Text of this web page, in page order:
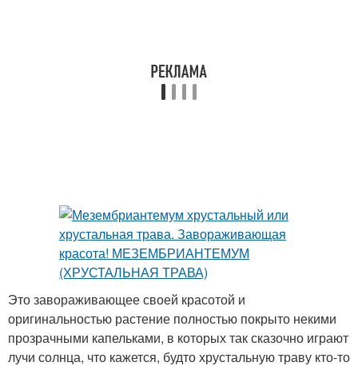
Это завораживающее своей красотой и
оригинальностью растение полностью покрыто некими
прозрачными капельками, в которых так сказочно играют
лучи солнца, что кажется, будто хрустальную траву кто-то